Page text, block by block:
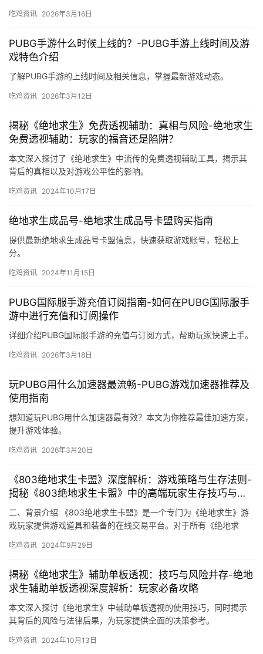
吃鸡资讯 2026年3月16日
PUBG手游什么时候上线的？-PUBG手游上线时间及游
戏特色介绍
了解PUBG手游的上线时间及相关信息，掌握最新游戏动态。
吃鸡资讯 2026年3月12日
揭秘《绝地求生》免费透视辅助：真相与风险-绝地求生
免费透视辅助：玩家的福音还是陷阱？
本文深入探讨了《绝地求生》中流传的免费透视辅助工具，揭示其
背后的真相以及对游戏公平性的影响。
吃鸡资讯 2024年10月17日
绝地求生成品号-绝地求生成品号卡盟购买指南
提供最新绝地求生成品号卡盟信息，快速获取游戏账号，轻松上
分。
吃鸡资讯 2024年11月15日
PUBG国际服手游充值订阅指南-如何在PUBG国际服手
游中进行充值和订阅操作
详细介绍PUBG国际服手游的充值与订阅方式，帮助玩家快速上手。
吃鸡资讯 2026年3月18日
玩PUBG用什么加速器最流畅-PUBG游戏加速器推荐及
使用指南
想知道玩PUBG用什么加速器最有效？本文为你推荐最佳加速方案，
提升游戏体验。
吃鸡资讯 2026年3月20日
《803绝地求生卡盟》深度解析：游戏策略与生存法则-
揭秘《803绝地求生卡盟》中的高端玩家生存技巧与策
略
二、背景介绍 《803绝地求生卡盟》是一个专门为《绝地求生》游
戏玩家提供游戏道具和装备的在线交易平台。对于所有《绝地求
吃鸡资讯 2024年9月29日
揭秘《绝地求生》辅助单板透视：技巧与风险并存-绝地
求生辅助单板透视深度解析：玩家必备攻略
本文深入探讨《绝地求生》中辅助单板透视的使用技巧，同时揭示
其背后的风险与法律后果，为玩家提供全面的决策参考。
吃鸡资讯 2024年10月13日